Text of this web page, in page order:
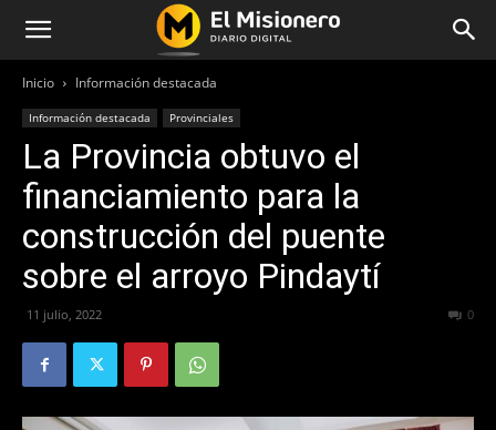
Inicio Información destacada
Información destacada Provinciales
La Provincia obtuvo el
financiamiento para la
construcción del puente
sobre el arroyo Pindaytí
11 julio, 2022 0